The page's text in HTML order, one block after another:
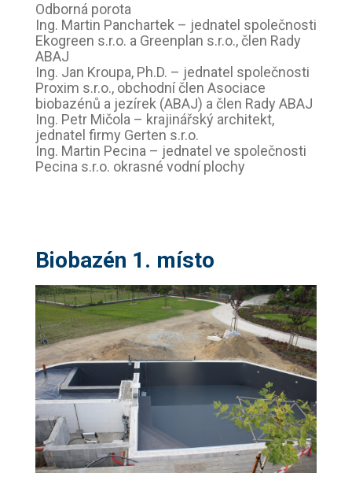
Odborná porota
Ing. Martin Panchartek – jednatel společnosti
Ekogreen s.r.o. a Greenplan s.r.o., člen Rady
ABAJ
Ing. Jan Kroupa, Ph.D. – jednatel společnosti
Proxim s.r.o., obchodní člen Asociace
biobazénů a jezírek (ABAJ) a člen Rady ABAJ
Ing. Petr Mičola – krajinářský architekt,
jednatel firmy Gerten s.r.o.
Ing. Martin Pecina – jednatel ve společnosti
Pecina s.r.o. okrasné vodní plochy
Biobazén 1. místo